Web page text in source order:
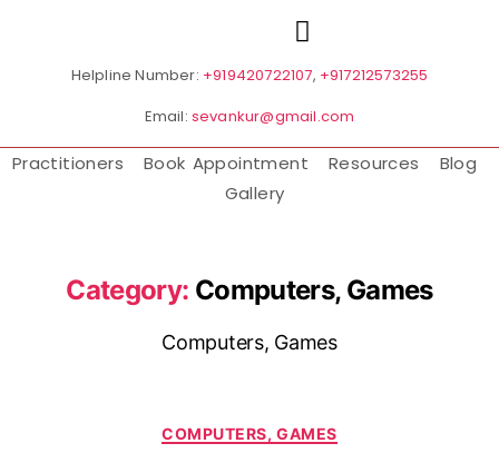
Helpline Number: +919420722107, +917212573255
Email: sevankur@gmail.com
Practitioners Book Appointment Resources
Blog
Gallery
Category: Computers, Games
Computers, Games
COMPUTERS, GAMES